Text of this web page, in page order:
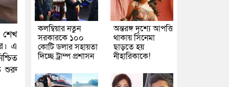
শেখ
এ
শুরু
কলম্বিয়ার নতুন
সরকারকে ১০০
কোটি ডলার সহায়তা
দিচ্ছে ট্রাম্প প্রশাসন
অন্তরঙ্গ দৃশ্যে আপত্তি
থাকায় সিনেমা
ছাড়তে হয়
নীহারিকাকে!